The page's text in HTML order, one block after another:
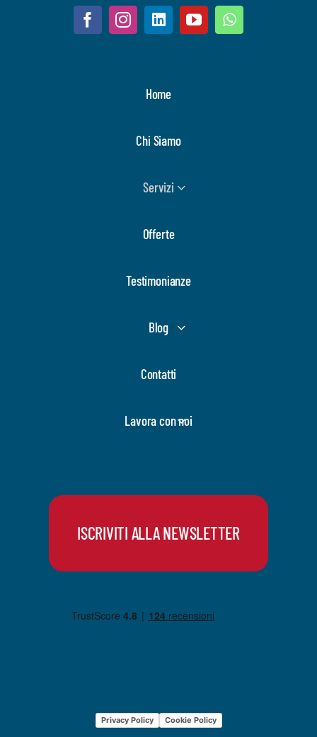
Home
Chi Siamo
Servizi
Offerte
Testimonianze
Blog
Contatti
Lavora con noi
ISCRIVITI ALLA NEWSLETTER
Privacy Policy Cookie Policy